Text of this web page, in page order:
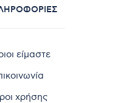
είμαστε
χρήσης